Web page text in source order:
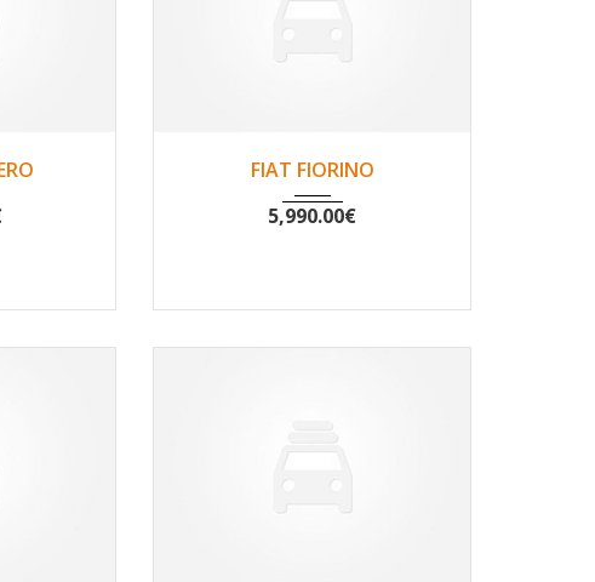
50055 2008 Non 111780
FIAT FIORINO
5,990.00€